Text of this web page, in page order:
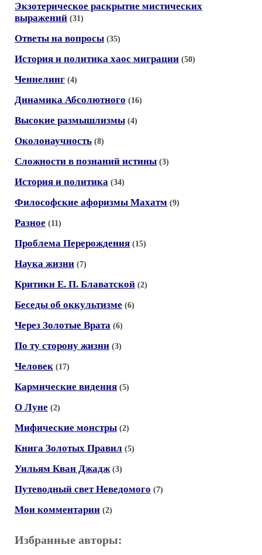
Экзотерическое раскрытие мистических
выражений (31)
Ответы на вопросы (35)
История и политика хаос миграции (50)
Ченнелинг (4)
Динамика Абсолютного (16)
Высокие размышлизмы (4)
Околонаучность (8)
Сложности в познаний истины (3)
История и политика (34)
Философские афоризмы Махатм (9)
Разное (11)
Проблема Перерождения (15)
Наука жизни (7)
Критики Е. П. Блаватской (2)
Беседы об оккультизме (6)
Через Золотые Врата (6)
По ту сторону жизни (3)
Человек (17)
Кармические видения (5)
О Луне (2)
Мифические монстры (2)
Книга Золотых Правил (5)
Уильям Кван Джадж (3)
Путеводный свет Неведомого (7)
Мои комментарии (2)
Избранные авторы: